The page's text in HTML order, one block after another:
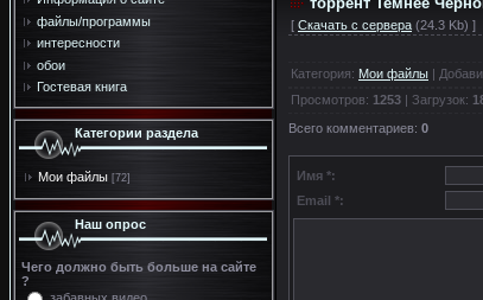
файлы/программы
интересности
обои
Гостевая книга
Категории раздела
Мои файлы [72]
Наш опрос
Чего должно быть больше на сайте
?
[ Скачать с сервера (24.3 Kb) ]
Категория: Мои файлы |
Просмотров: 1253 | Загрузок:
Всего комментариев: 0
Имя *:
Email *: